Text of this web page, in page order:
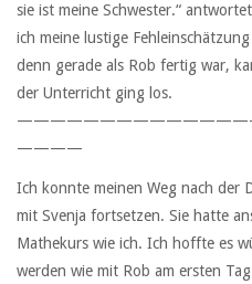
sie ist meine Schwester.“
ich meine lustige
denn gerade als Rob fertig war,
der Unterricht ging los.
————
Ich konnte meinen Weg nach der
mit Svenja fortsetzen. Sie hatte
Mathekurs wie ich. Ich hoffte es
werden wie mit Rob am ersten